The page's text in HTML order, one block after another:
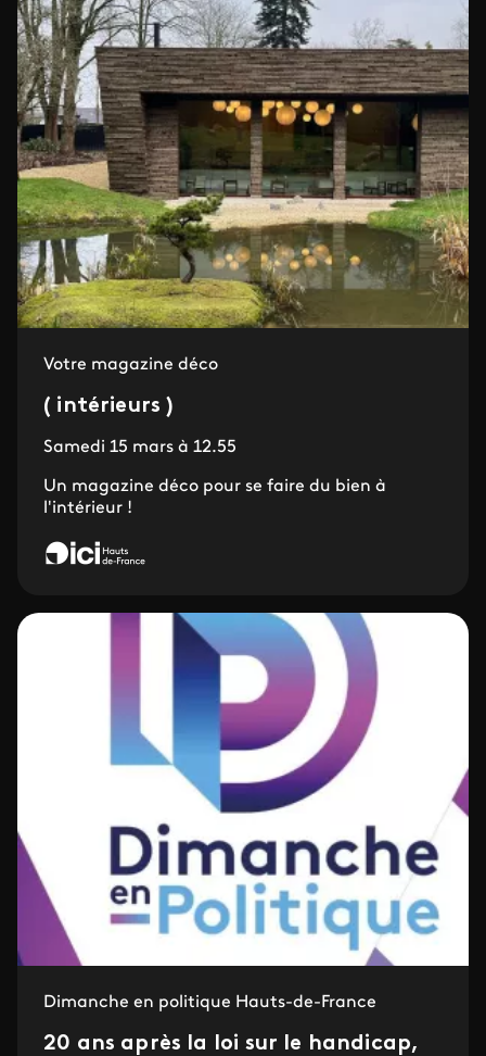
Votre magazine déco
( intérieurs )
Samedi 15 mars à 12.55
Un magazine déco pour se faire du bien à
l'intérieur !
Dimanche en politique Hauts-de-France
20 ans après la loi sur le handicap,